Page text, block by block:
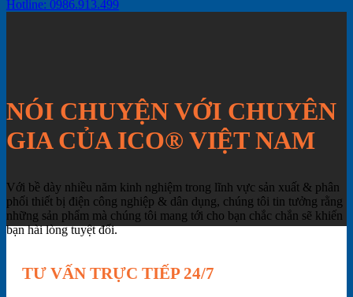
Hotline: 0986.913.499
NÓI CHUYỆN VỚI CHUYÊN
GIA CỦA ICO® VIỆT NAM
Với bề dày nhiều năm kinh nghiệm trong lĩnh vực sản xuất & phân
phối thiết bị điện công nghiệp & dân dụng, chúng tôi tin tưởng rằng
những sản phẩm mà chúng tôi mang tới cho bạn chắc chắn sẽ khiến
bạn hài lòng tuyệt đối.
TƯ VẤN TRỰC TIẾP 24/7